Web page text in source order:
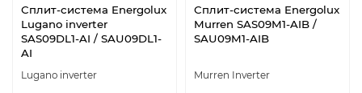
Сплит-система Energolux
Lugano inverter
SAS09DL1-AI / SAU09DL1-
AI
Lugano inverter
Сплит-система Energolux
Murren SAS09M1-AIB /
SAU09M1-AIB
Murren Inverter